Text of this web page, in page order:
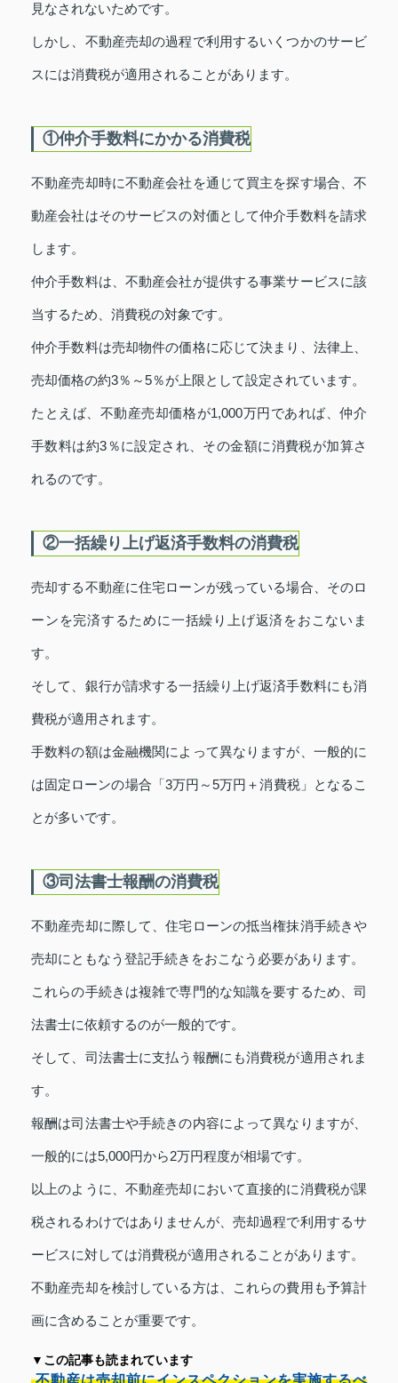
見なされないためです。
しかし、不動産売却の過程で利用するいくつかのサービ
スには消費税が適用されることがあります。
①仲介手数料にかかる消費税
不動産売却時に不動産会社を通じて買主を探す場合、不
動産会社はそのサービスの対価として仲介手数料を請求
します。
仲介手数料は、不動産会社が提供する事業サービスに該
当するため、消費税の対象です。
仲介手数料は売却物件の価格に応じて決まり、法律上、
売却価格の約3％～5％が上限として設定されています。
たとえば、不動産売却価格が1,000万円であれば、仲介
手数料は約3％に設定され、その金額に消費税が加算さ
れるのです。
②一括繰り上げ返済手数料の消費税
売却する不動産に住宅ローンが残っている場合、そのロ
ーンを完済するために一括繰り上げ返済をおこないま
す。
そして、銀行が請求する一括繰り上げ返済手数料にも消
費税が適用されます。
手数料の額は金融機関によって異なりますが、一般的に
は固定ローンの場合「3万円～5万円＋消費税」となるこ
とが多いです。
③司法書士報酬の消費税
不動産売却に際して、住宅ローンの抵当権抹消手続きや
売却にともなう登記手続きをおこなう必要があります。
これらの手続きは複雑で専門的な知識を要するため、司
法書士に依頼するのが一般的です。
そして、司法書士に支払う報酬にも消費税が適用されま
す。
報酬は司法書士や手続きの内容によって異なりますが、
一般的には5,000円から2万円程度が相場です。
以上のように、不動産売却において直接的に消費税が課
税されるわけではありませんが、売却過程で利用するサ
ービスに対しては消費税が適用されることがあります。
不動産売却を検討している方は、これらの費用も予算計
画に含めることが重要です。
▼この記事も読まれています
不動産は売却前にインスペクションを実施するべ